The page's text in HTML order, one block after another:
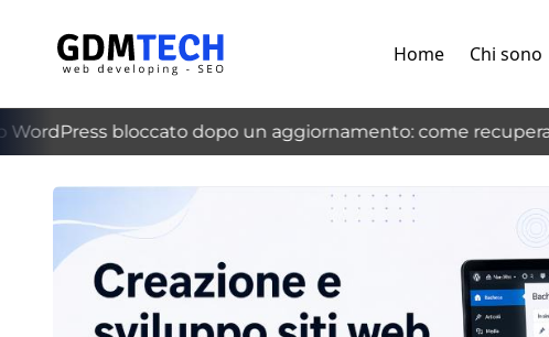
Home Chi sono
bloccato dopo un aggiornamento: come recuperarlo
‹